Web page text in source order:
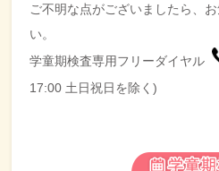
ご不明な点がございましたら、
い。
学童期検査専用フリーダイヤル
17:00 土日祝日を除く)